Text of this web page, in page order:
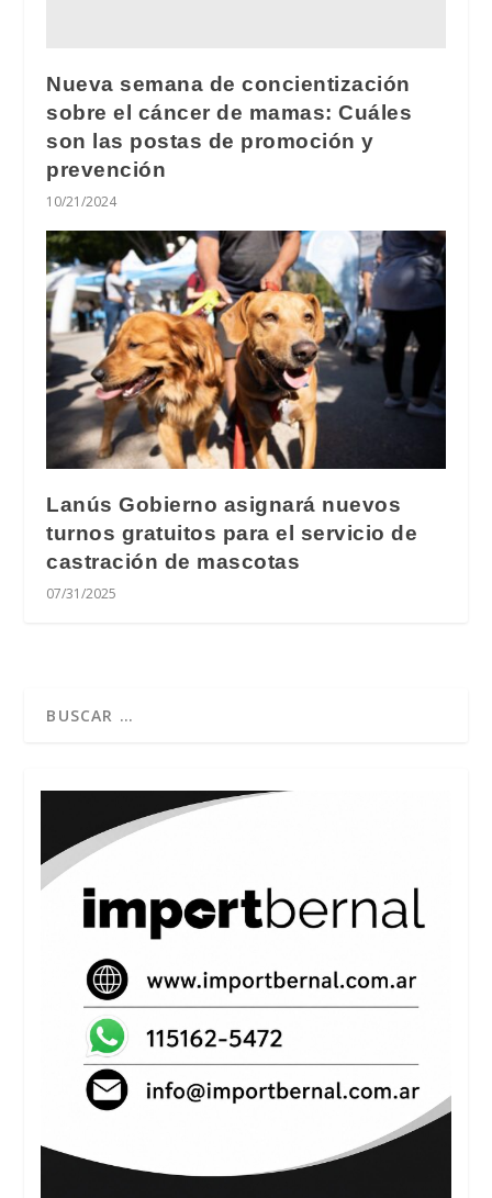
Nueva semana de concientización
sobre el cáncer de mamas: Cuáles
son las postas de promoción y
prevención
10/21/2024
Lanús Gobierno asignará nuevos
turnos gratuitos para el servicio de
castración de mascotas
07/31/2025